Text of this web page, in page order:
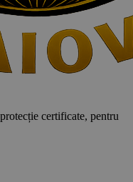
certificate, pentru